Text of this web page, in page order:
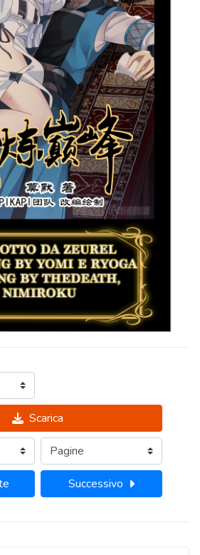
Scarica
Successivo